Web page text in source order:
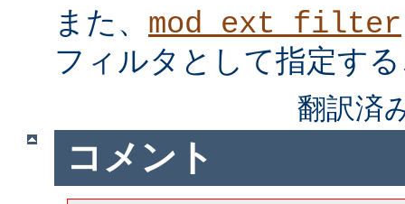
また、 mod_ext_filter
フィルタとして指定す
翻訳済
コメント